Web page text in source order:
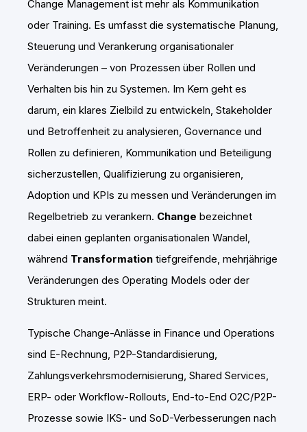
Change Management ist mehr als Kommunikation
oder Training. Es umfasst die systematische Planung,
Steuerung und Verankerung organisationaler
Veränderungen – von Prozessen über Rollen und
Verhalten bis hin zu Systemen. Im Kern geht es
darum, ein klares Zielbild zu entwickeln, Stakeholder
und Betroffenheit zu analysieren, Governance und
Rollen zu definieren, Kommunikation und Beteiligung
sicherzustellen, Qualifizierung zu organisieren,
Adoption und KPIs zu messen und Veränderungen im
Regelbetrieb zu verankern. Change bezeichnet
dabei einen geplanten organisationalen Wandel,
während Transformation tiefgreifende, mehrjährige
Veränderungen des Operating Models oder der
Strukturen meint.
Typische Change-Anlässe in Finance und Operations
sind E-Rechnung, P2P-Standardisierung,
Zahlungsverkehrsmodernisierung, Shared Services,
ERP- oder Workflow-Rollouts, End-to-End O2C/P2P-
Prozesse sowie IKS- und SoD-Verbesserungen nach